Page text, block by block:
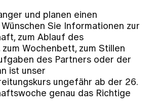
und planen einen
Sie Informationen zur
zum Ablauf des
zum Wochenbett, zum Stillen
des Partners oder der
ist unser
ungefähr ab der 26.
genau das Richtige